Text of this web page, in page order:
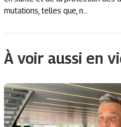
mutations, telles que, n...
À voir aussi en